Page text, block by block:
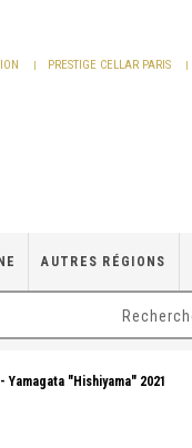
PRESTIGE CELLAR PARIS
AUTRES RÉGIONS
Yamagata "Hishiyama" 2021